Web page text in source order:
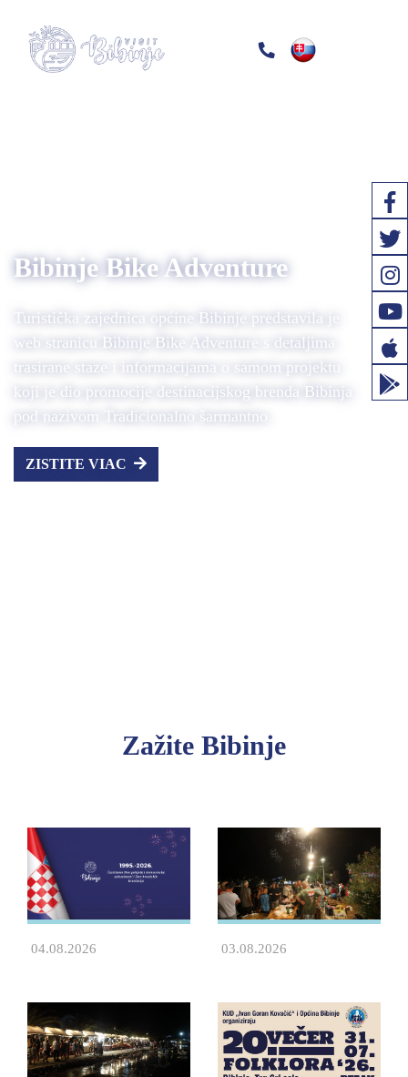
Bibinje Bike Adventure
Turistička zajednica općine Bibinje predstavila je
web stranicu Bibinje Bike Adventure s detaljima
trasirane staze i informacijama o samom projektu
koji je dio promocije destinacijskog brenda Bibinja
pod nazivom Tradicionalno šarmantno.
ZISTITE VIAC
Zažite Bibinje
04.08.2026 03.08.2026